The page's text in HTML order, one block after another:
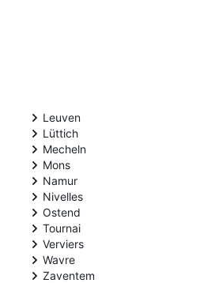
Leuven
Lüttich
Mecheln
Mons
Namur
Nivelles
Ostend
Tournai
Verviers
Wavre
Zaventem